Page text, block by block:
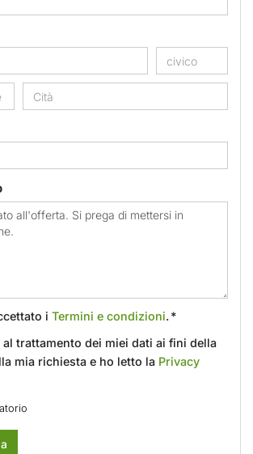
i Termini e condizioni. *
trattamento dei miei dati ai fini della
mia richiesta e ho letto la Privacy